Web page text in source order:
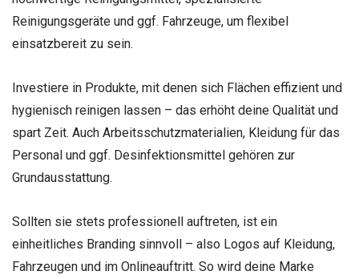
Reinigungsgeräte und ggf. Fahrzeuge, um flexibel
einsatzbereit zu sein.
Investiere in Produkte, mit denen sich Flächen effizient und
hygienisch reinigen lassen – das erhöht deine Qualität und
spart Zeit. Auch Arbeitsschutzmaterialien, Kleidung für das
Personal und ggf. Desinfektionsmittel gehören zur
Grundausstattung.
Sollten sie stets professionell auftreten, ist ein
einheitliches Branding sinnvoll – also Logos auf Kleidung,
Fahrzeugen und im Onlineauftritt. So wird deine Marke